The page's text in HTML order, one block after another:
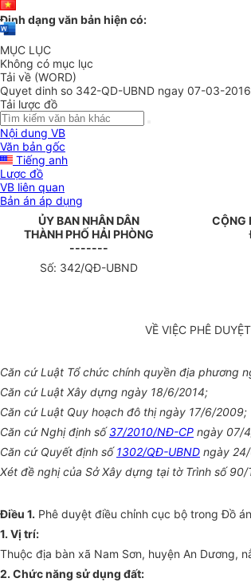
Định dạng văn bản hiện có:
MỤC LỤC
Không có mục lục
Tải về (WORD)
Quyet dinh so 342-QD-UBND ngay 07-03-
Tải lược đồ
Nội dung VB
Văn bản gốc
Tiếng anh
Lược đồ
VB liên quan
Bản án áp dụng
ỦY BAN NHÂN DÂN
THÀNH PHỐ HẢI PHÒNG
-------
CỘNG
Số: 342/QĐ-UBND
VỀ VIỆC PHÊ
Căn cứ Luật Tổ chức chính quyền địa phương
Căn cứ Luật Xây dựng ngày 18/6/2014;
Căn cứ Luật Quy hoạch đô thị ngày 17/6/2009;
Căn cứ Nghị định số37/2010/NĐ-CP ngày 07/
Căn cứ Quyết định số1302/QĐ-UBND ngày
Xét đề nghị của Sở Xây dựng tại tờ Trình số
Điều 1. Phê duyệt điều chỉnh cục bộ trong Đồ
1. Vị trí:
Thuộc địa bàn xã Nam Sơn, huyện An Dương,
2. Chức năng sử dụng đất: